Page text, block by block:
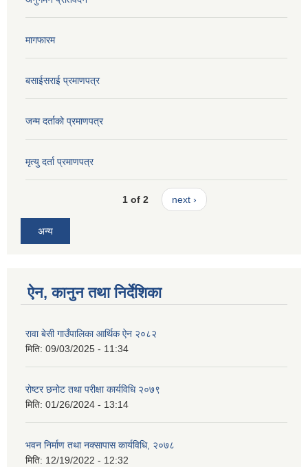
मागफारम
बसाईसराई प्रमाणपत्र
जन्म दर्ताको प्रमाणपत्र
मृत्यु दर्ता प्रमाणपत्र
1 of 2 next ›
अन्य
ऐन, कानुन तथा निर्देशिका
रावा बेसी गाउँपालिका आर्थिक ऐन २०८२
मिति: 09/03/2025 - 11:34
रोष्टर छनोट तथा परीक्षा कार्यविधि २०७९
मिति: 01/26/2024 - 13:14
भवन निर्माण तथा नक्सापास कार्यविधि, २०७८
मिति: 12/19/2022 - 12:32